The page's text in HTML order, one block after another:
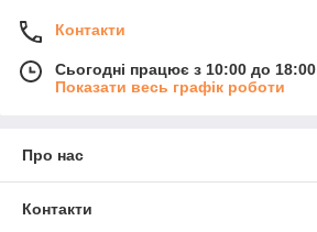
Контакти
Сьогодні працює з 10:00 до 18:00
Показати весь графік роботи
Про нас
Контакти